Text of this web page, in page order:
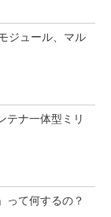
ジュール、マル
ナ一体型ミリ
って何するの？